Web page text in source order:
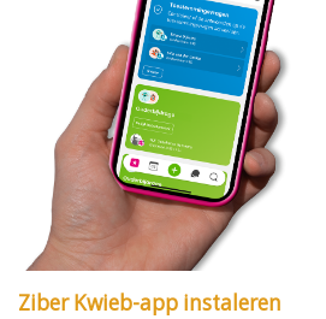
Ziber Kwieb-app instaleren